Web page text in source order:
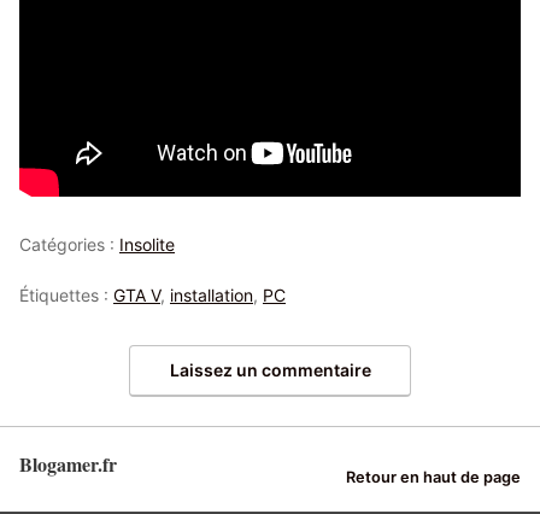
Catégories : Insolite
Étiquettes : GTA V, installation, PC
Laissez un commentaire
Blogamer.fr Retour en haut de page